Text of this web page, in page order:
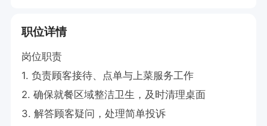
职位详情
岗位职责
1. 负责顾客接待、点单与上菜服务工作
2. 确保就餐区域整洁卫生，及时清理桌面
3. 解答顾客疑问，处理简单投诉